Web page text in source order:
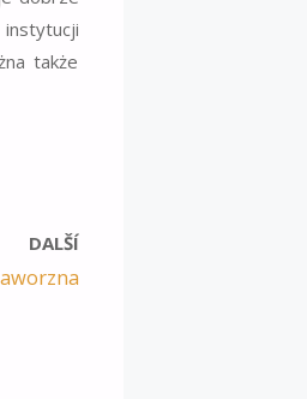
instytucji
także
DALŠÍ